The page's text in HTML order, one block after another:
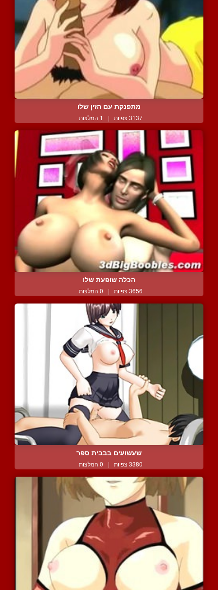
מתפנקת עם הזין שלו
3137 צפיות | 1 המלצות
הכלה שופעת שלו
3656 צפיות | 0 המלצות
שעשועים בבבית ספר
3380 צפיות | 0 המלצות